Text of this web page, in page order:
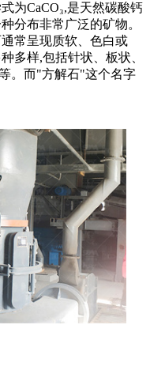
为CaCO₃,是天然碳酸钙
分布非常广泛的矿物。
常呈现质软、色白或
多样,包括针状、板状、
。而"方解石"这个名字